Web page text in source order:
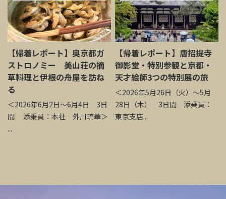
【帰着レポート】奥京都ガ
ストロノミー 美山荘の摘
草料理と伊根の舟屋を訪ね
る
＜2026年6月2日～6月4日 3日
間 添乗員：本社 外川琉華＞
...
【帰着レポート】唐招提寺
御影堂・特別参観と京都・
天才絵師3つの特別展の旅
＜2026年5月26日（火）～5月
28日（木） 3日間 添乗員：
東京支店...